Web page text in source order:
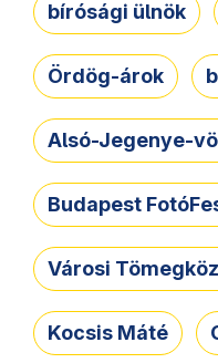
bírósági ülnök
Ördög-árok
Alsó-Jegenye-
Budapest
Városi
Kocsis Máté